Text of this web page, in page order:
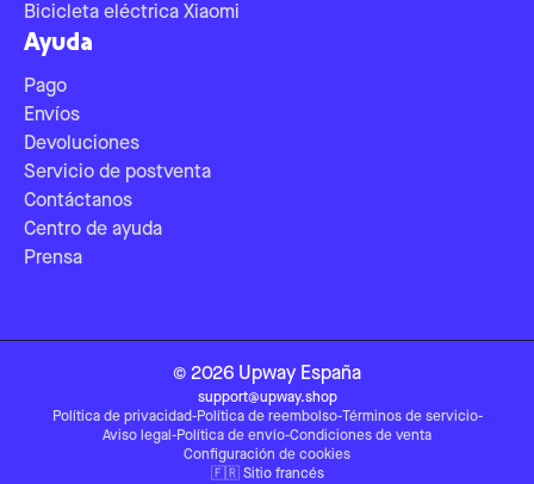
Bicicleta eléctrica Xiaomi
Ayuda
Pago
Envíos
Devoluciones
Servicio de postventa
Contáctanos
Centro de ayuda
Prensa
© 2026 Upway España
support@upway.shop
Política de privacidad-Política de reembolso-Términos de servicio-
Aviso legal -Política de envío-Condiciones de venta
Configuración de cookies
🇫🇷 Sitio francés